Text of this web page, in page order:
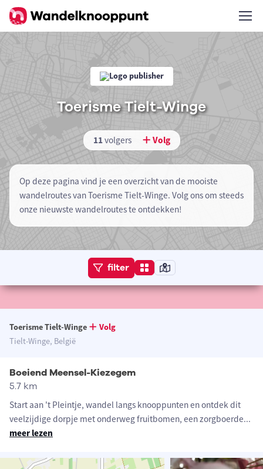
Toerisme Tielt-Winge
11volgers Volg
Op deze pagina vind je een overzicht van de mooiste
wandelroutes van Toerisme Tielt-Winge. Volg ons om steeds
onze nieuwste wandelroutes te ontdekken!
filter
Toerisme Tielt-Winge
Volg
Tielt-Winge, België
Boeiend Meensel-Kiezegem
5.7 km
Start aan 't Pleintje, wandel langs knooppunten en ontdek dit
veelzijdige dorpje met onderweg fruitbomen, een zorgboerde...
meer lezen